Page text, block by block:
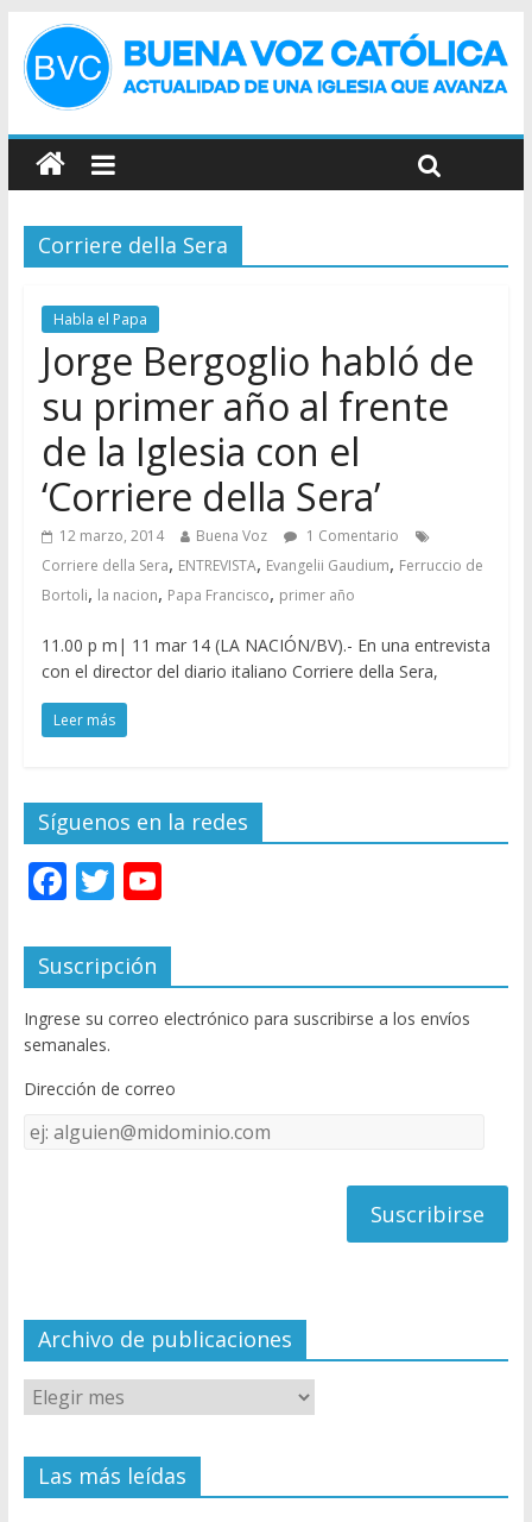
Corriere della Sera
Habla el Papa
Jorge Bergoglio habló de
su primer año al frente
de la Iglesia con el
‘Corriere della Sera’
12 marzo, 2014 Buena Voz
1 Comentario
Corriere della Sera, ENTREVISTA, Evangelii Gaudium, Ferruccio de
Bortoli, la nacion, Papa Francisco, primer año
11.00 p m| 11 mar 14 (LA NACIÓN/BV).- En una entrevista
con el director del diario italiano Corriere della Sera,
Leer más
Síguenos en la redes
F
e
b
o
o
k
T
itt
er
Y
u
T
u
e
C
el
Suscripción
Ingrese su correo electrónico para suscribirse a los envíos
semanales.
Dirección de correo
Dirección
de
Archivo de publicaciones
Las más leídas